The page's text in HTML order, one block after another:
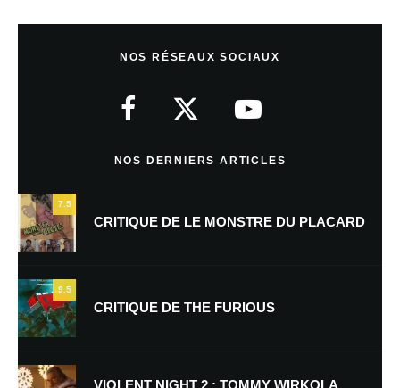
Nom*
NOS RÉSEAUX SOCIAUX
NOS DERNIERS ARTICLES
7.5
CRITIQUE DE LE MONSTRE DU PLACARD
9.5
CRITIQUE DE THE FURIOUS